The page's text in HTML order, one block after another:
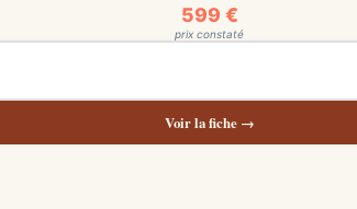
599 €
prix constaté
Voir la fiche →